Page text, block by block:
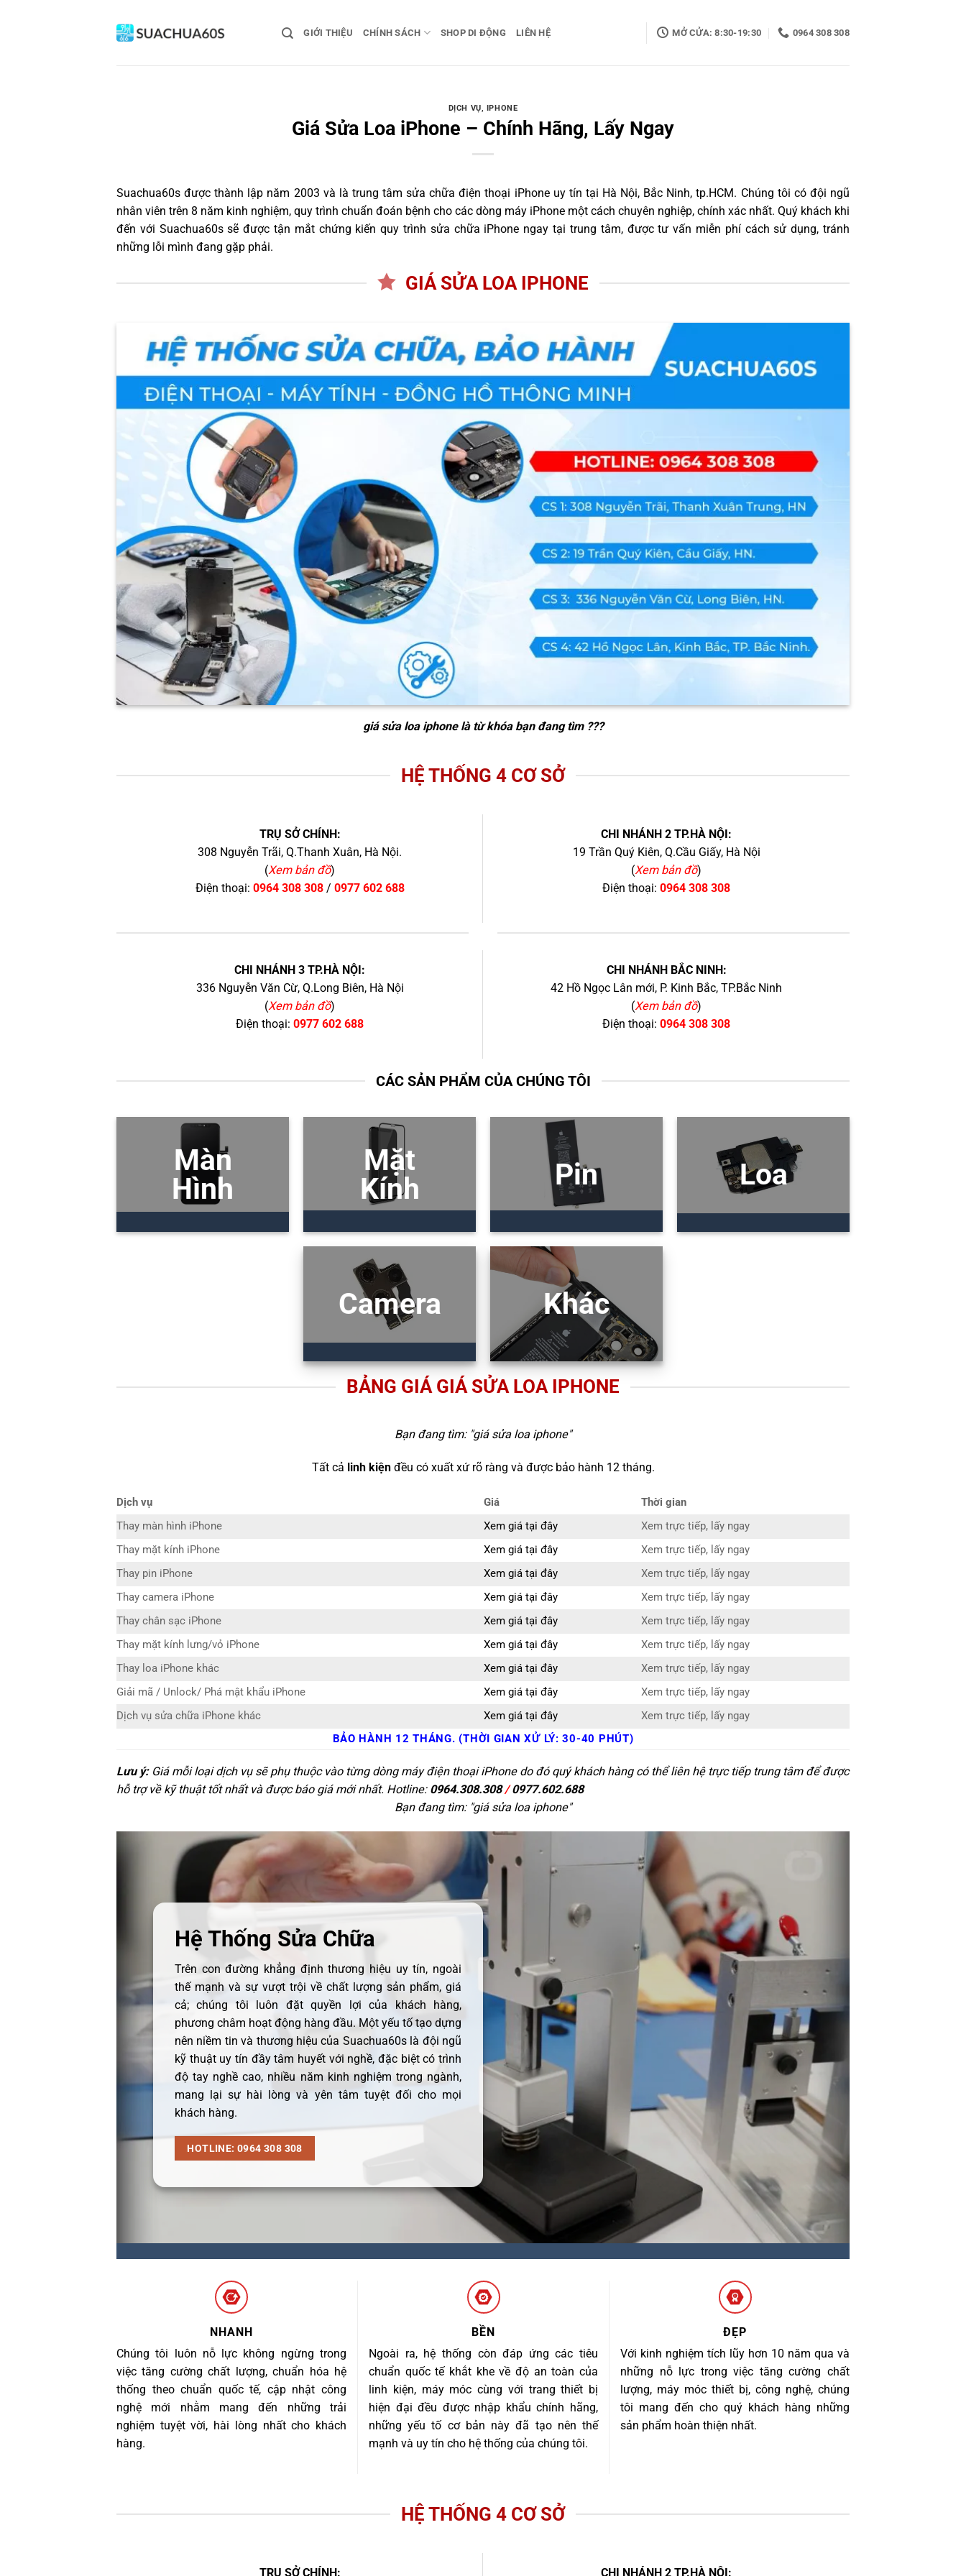
GIỚI THIỆU CHÍNH SÁCH SHOP DI ĐỘNG LIÊN HỆ MỞ CỬA: 8:30-19:30 0964 308 308
DỊCH VỤ, IPHONE
Giá Sửa Loa iPhone – Chính Hãng, Lấy Ngay
Suachua60s được thành lập năm 2003 và là trung tâm sửa chữa điện thoại iPhone uy tín tại Hà Nội, Bắc Ninh, tp.HCM. Chúng tôi có đội ngũ
nhân viên trên 8 năm kinh nghiệm, quy trình chuẩn đoán bệnh cho các dòng máy iPhone một cách chuyên nghiệp, chính xác nhất. Quý khách khi
đến với Suachua60s sẽ được tận mắt chứng kiến quy trình sửa chữa iPhone ngay tại trung tâm, được tư vấn miễn phí cách sử dụng, tránh
những lỗi mình đang gặp phải.
GIÁ SỬA LOA IPHONE
giá sửa loa iphonelà từ khóa bạn đang tìm ???
HỆ THỐNG 4 CƠ SỞ
TRỤ SỞ CHÍNH:
308 Nguyễn Trãi, Q.Thanh Xuân, Hà Nội.
(Xem bản đồ)
Điện thoại: 0964 308 308/ 0977 602 688
CHI NHÁNH 2 TP.HÀ NỘI:
19 Trần Quý Kiên, Q.Cầu Giấy, Hà Nội
(Xem bản đồ)
Điện thoại: 0964 308 308
CHI NHÁNH 3 TP.HÀ NỘI:
336 Nguyễn Văn Cừ, Q.Long Biên, Hà Nội
(Xem bản đồ)
Điện thoại: 0977 602 688
CHI NHÁNH BẮC NINH:
42 Hồ Ngọc Lân mới, P. Kinh Bắc, TP.Bắc Ninh
(Xem bản đồ)
Điện thoại: 0964 308 308
CÁC SẢN PHẨM CỦA CHÚNG TÔI
Màn
Hình
Mặt
Kính
Pin Loa
Camera Khác
BẢNG GIÁ GIÁ SỬA LOA IPHONE
Bạn đang tìm: "giá sửa loa iphone"
Tất cả linh kiệnđều có xuất xứ rõ ràng và được bảo hành 12 tháng.
Dịch vụ Giá
Thời gian
Thay màn hình iPhone
Xem giá tại đây
Xem trực tiếp, lấy ngay
Thay mặt kính iPhone
Xem giá tại đây
Xem trực tiếp, lấy ngay
Thay pin iPhone
Xem giá tại đây
Xem trực tiếp, lấy ngay
Thay camera iPhone
Xem giá tại đây
Xem trực tiếp, lấy ngay
Thay chân sạc iPhone
Xem giá tại đây
Xem trực tiếp, lấy ngay
Thay mặt kính lưng/vỏ iPhone
Xem giá tại đây
Xem trực tiếp, lấy ngay
Thay loa iPhone khác
Xem giá tại đây
Xem trực tiếp, lấy ngay
Giải mã / Unlock/ Phá mật khẩu iPhone
Xem giá tại đây
Xem trực tiếp, lấy ngay
Dịch vụ sửa chữa iPhone khác
Xem giá tại đây
Xem trực tiếp, lấy ngay
BẢO HÀNH 12 THÁNG. (THỜI GIAN XỬ LÝ: 30-40 PHÚT)
Lưu ý:Giá mỗi loại dịch vụ sẽ phụ thuộc vào từng dòng máy điện thoại iPhone do đó quý khách hàng có thể liên hệ trực tiếp trung tâm để được
hỗ trợ về kỹ thuật tốt nhất và được báo giá mới nhất. Hotline: 0964.308.308/0977.602.688
Bạn đang tìm: "giá sửa loa iphone"
Hệ Thống Sửa Chữa
Trên con đường khẳng định thương hiệu uy tín, ngoài
thế mạnh và sự vượt trội về chất lượng sản phẩm, giá
cả; chúng tôi luôn đặt quyền lợi của khách hàng,
phương châm hoạt động hàng đầu. Một yếu tố tạo dựng
nên niềm tin và thương hiệu của Suachua60s là đội ngũ
kỹ thuật uy tín đầy tâm huyết với nghề, đặc biệt có trình
độ tay nghề cao, nhiều năm kinh nghiệm trong ngành,
mang lại sự hài lòng và yên tâm tuyệt đối cho mọi
khách hàng.
HOTLINE: 0964 308 308
NHANH
Chúng tôi luôn nỗ lực không ngừng trong
việc tăng cường chất lượng, chuẩn hóa hệ
thống theo chuẩn quốc tế, cập nhật công
nghệ mới nhằm mang đến những trải
nghiệm tuyệt vời, hài lòng nhất cho khách
hàng.
BỀN
Ngoài ra, hệ thống còn đáp ứng các tiêu
chuẩn quốc tế khắt khe về độ an toàn của
linh kiện, máy móc cùng với trang thiết bị
hiện đại đều được nhập khẩu chính hãng,
những yếu tố cơ bản này đã tạo nên thế
mạnh và uy tín cho hệ thống của chúng tôi.
ĐẸP
Với kinh nghiệm tích lũy hơn 10 năm qua và
những nỗ lực trong việc tăng cường chất
lượng, máy móc thiết bị, công nghệ, chúng
tôi mang đến cho quý khách hàng những
sản phẩm hoàn thiện nhất.
HỆ THỐNG 4 CƠ SỞ
TRỤ SỞ CHÍNH: CHI NHÁNH 2 TP.HÀ NỘI: